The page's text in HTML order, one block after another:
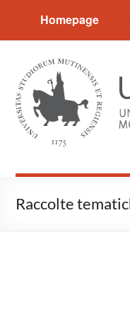
Homepage
Raccolte